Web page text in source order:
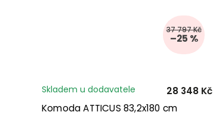
37 797 Kč
–25 %
Komoda ATTICUS 83,2x180 cm
Skladem u dodavatele 28 348 Kč